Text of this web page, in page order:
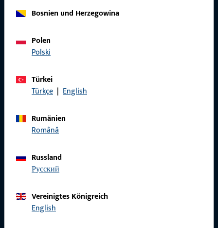
Bosnien und Herzegowina
Polen
Polski
Türkei
Türkçe | English
Rumänien
Română
Russland
русский
Vereinigtes Königreich
English
Allgemeines
Karriere